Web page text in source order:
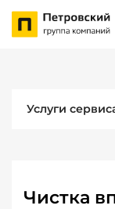
Услуги
Чистка